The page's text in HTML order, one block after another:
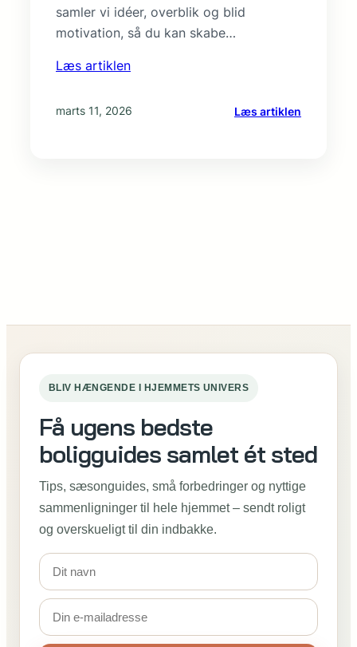
samler vi idéer, overblik og blid
motivation, så du kan skabe…
Læs artiklen
marts 11, 2026 Læs artiklen
BLIV HÆNGENDE I HJEMMETS UNIVERS
Få ugens bedste
boligguides samlet ét sted
Tips, sæsonguides, små forbedringer og nyttige
sammenligninger til hele hjemmet – sendt roligt
og overskueligt til din indbakke.